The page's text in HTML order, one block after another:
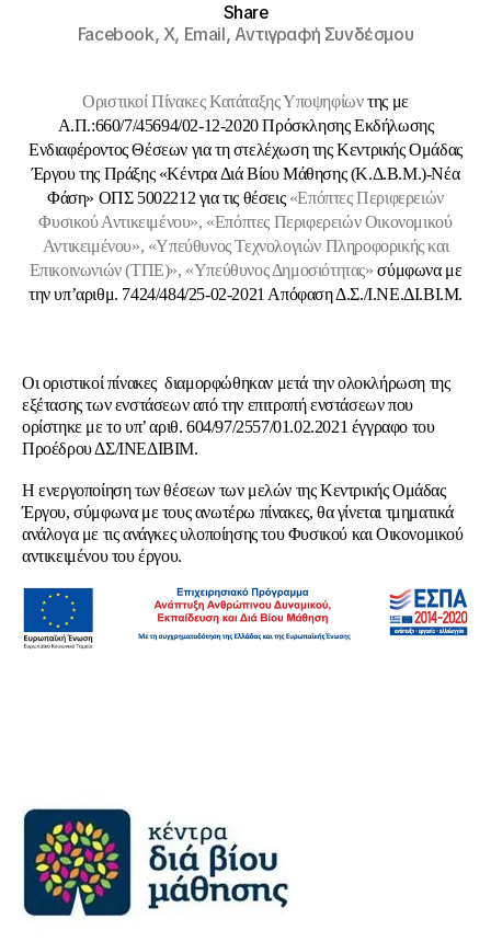
Share
Facebook,X, Email,Αντιγραφή Συνδέσμου
Οριστικοί Πίνακες Κατάταξης Υποψηφίωντης με
Α.Π.:660/7/45694/02-12-2020 Πρόσκλησης Εκδήλωσης
Ενδιαφέροντος Θέσεων για τη στελέχωση της Κεντρικής Ομάδας
Έργου της Πράξης «Κέντρα Διά Βίου Μάθησης (Κ.Δ.Β.Μ.)-Νέα
Φάση» ΟΠΣ 5002212 για τις θέσεις«Επόπτες Περιφερειών
Φυσικού Αντικειμένου», «Επόπτες Περιφερειών Οικονομικού
Αντικειμένου», «Υπεύθυνος Τεχνολογιών Πληροφορικής και
Επικοινωνιών (ΤΠΕ)», «Υπεύθυνος Δημοσιότητας» σύμφωνα με
την υπ’αριθμ. 7424/484/25-02-2021 Απόφαση Δ.Σ./Ι.ΝΕ.ΔΙ.ΒΙ.Μ.
Οι οριστικοί πίνακες διαμορφώθηκαν μετά την ολοκλήρωση της
εξέτασης των ενστάσεων από την επιτροπή ενστάσεων που
ορίστηκε με το υπ’ αριθ. 604/97/2557/01.02.2021 έγγραφο του
Προέδρου ΔΣ/ΙΝΕΔΙΒΙΜ.
Η ενεργοποίηση των θέσεων των μελών της Κεντρικής Ομάδας
Έργου, σύμφωνα με τους ανωτέρω πίνακες, θα γίνεται τμηματικά
ανάλογα με τις ανάγκες υλοποίησης του Φυσικού και Οικονομικού
αντικειμένου του έργου.